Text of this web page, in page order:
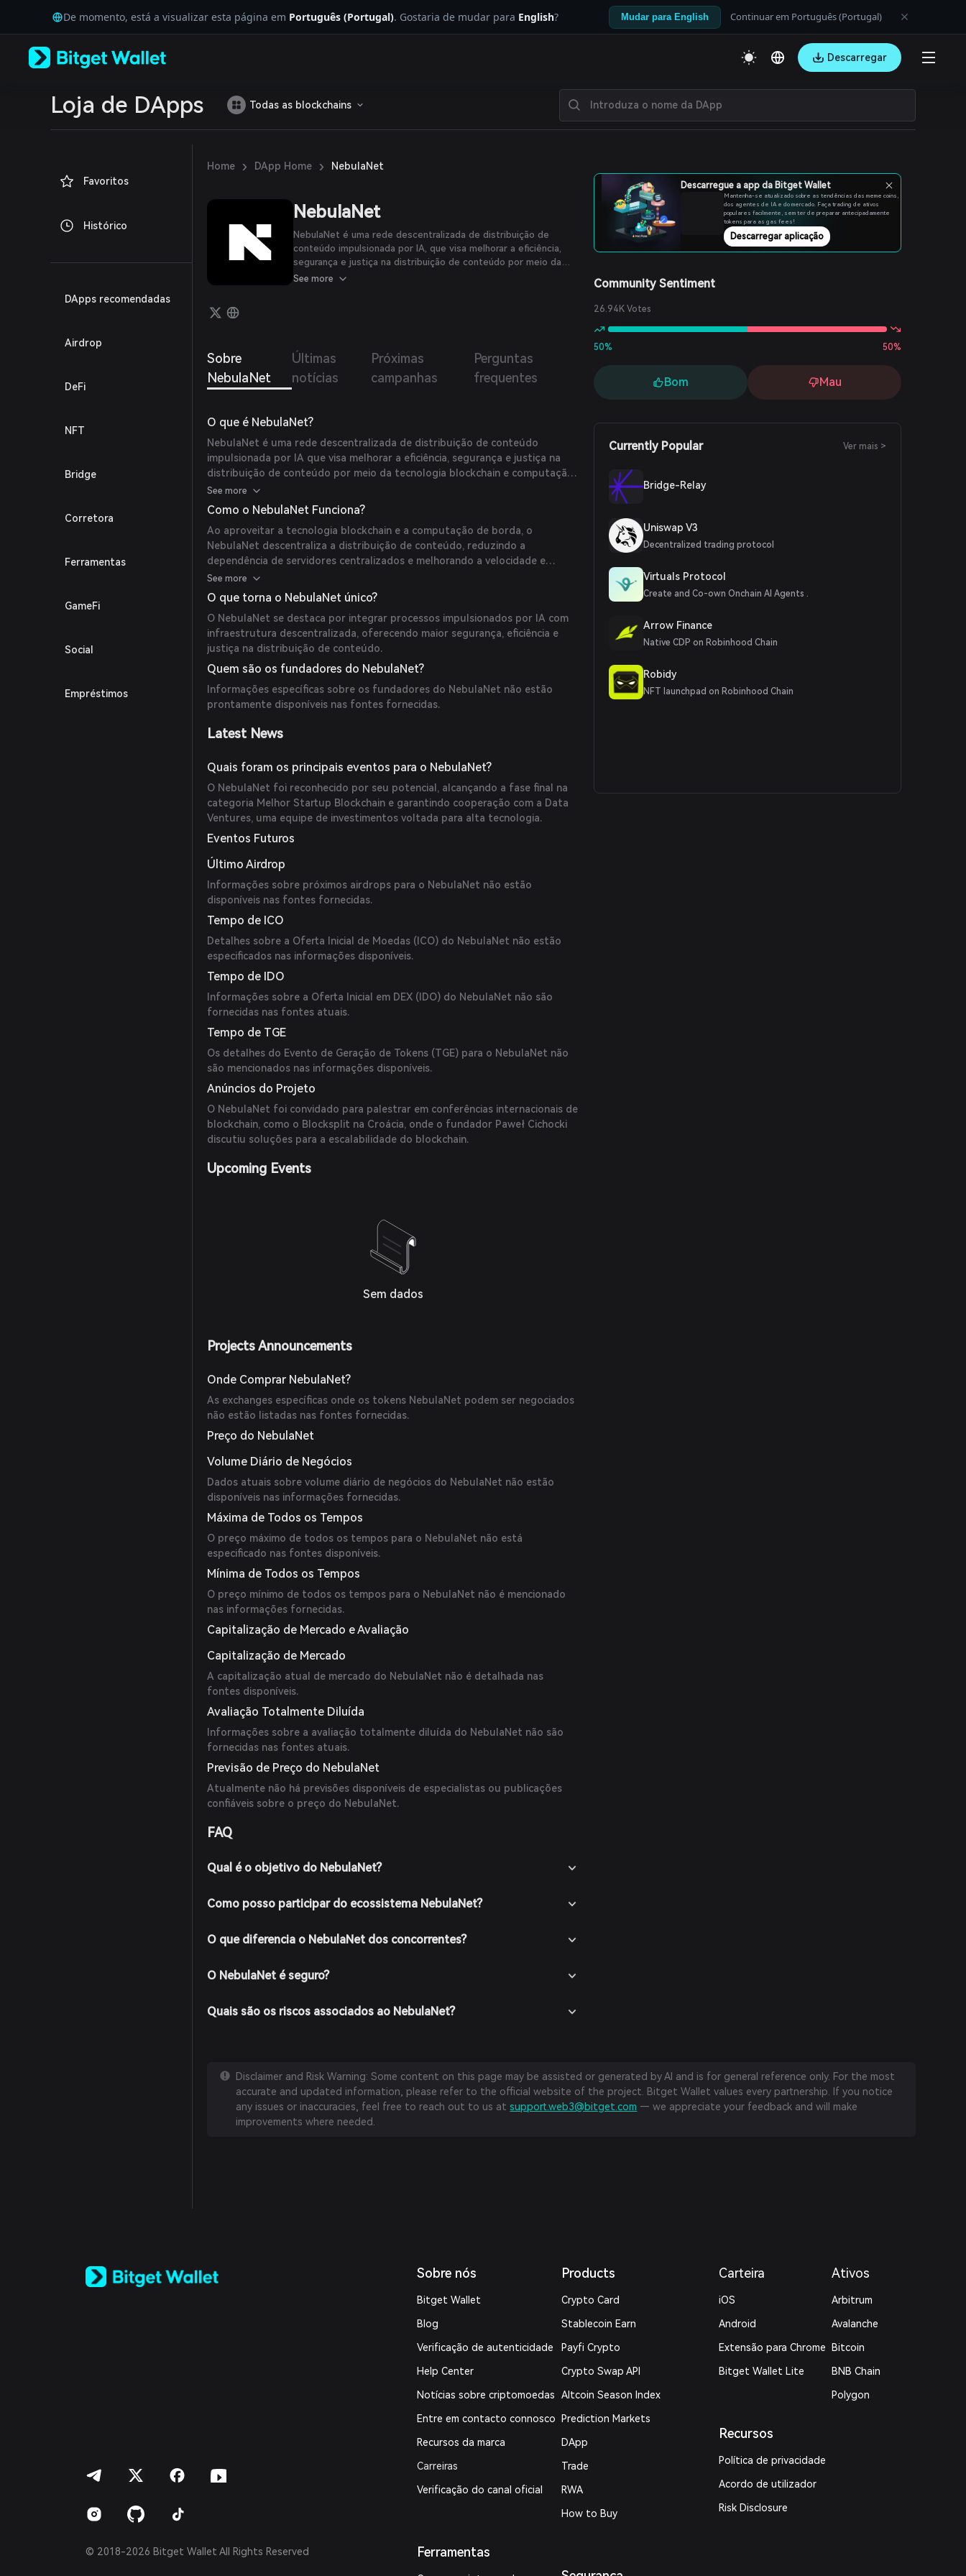
Tiếng Việt
Русский
Español (Latinoamérica)
Português (Portugal)
Bahasa Indonesia
Español (Argentina)
De momento, está a visualizar esta página em Português (Portugal). Gostaria de mudar para English? Mudar para English Continuar em Português (Portugal)
Descarregar
Loja de DApps Todas as blockchains
Favoritos
Histórico
DApps recomendadas
Airdrop
DeFi
NFT
Bridge
Corretora
Ferramentas
GameFi
Social
Empréstimos
Home › DApp Home › NebulaNet
NebulaNet
NebulaNet é uma rede descentralizada de distribuição de
conteúdo impulsionada por IA, que visa melhorar a eficiência,
segurança e justiça na distribuição de conteúdo por meio da
tecnologia blockchain e computação de borda.
See more
Sobre
NebulaNet
Últimas
notícias
Próximas
campanhas
Perguntas
frequentes
O que é NebulaNet?
NebulaNet é uma rede descentralizada de distribuição de conteúdo
impulsionada por IA que visa melhorar a eficiência, segurança e justiça na
distribuição de conteúdo por meio da tecnologia blockchain e computação
de borda.
See more
Como o NebulaNet Funciona?
Ao aproveitar a tecnologia blockchain e a computação de borda, o
NebulaNet descentraliza a distribuição de conteúdo, reduzindo a
dependência de servidores centralizados e melhorando a velocidade e
segurança na entrega de dados.
See more
O que torna o NebulaNet único?
O NebulaNet se destaca por integrar processos impulsionados por IA com
infraestrutura descentralizada, oferecendo maior segurança, eficiência e
justiça na distribuição de conteúdo.
Quem são os fundadores do NebulaNet?
Informações específicas sobre os fundadores do NebulaNet não estão
prontamente disponíveis nas fontes fornecidas.
Latest News
Quais foram os principais eventos para o NebulaNet?
O NebulaNet foi reconhecido por seu potencial, alcançando a fase final na
categoria Melhor Startup Blockchain e garantindo cooperação com a Data
Ventures, uma equipe de investimentos voltada para alta tecnologia.
Eventos Futuros
Último Airdrop
Informações sobre próximos airdrops para o NebulaNet não estão
disponíveis nas fontes fornecidas.
Tempo de ICO
Detalhes sobre a Oferta Inicial de Moedas (ICO) do NebulaNet não estão
especificados nas informações disponíveis.
Tempo de IDO
Informações sobre a Oferta Inicial em DEX (IDO) do NebulaNet não são
fornecidas nas fontes atuais.
Tempo de TGE
Os detalhes do Evento de Geração de Tokens (TGE) para o NebulaNet não
são mencionados nas informações disponíveis.
Anúncios do Projeto
O NebulaNet foi convidado para palestrar em conferências internacionais de
blockchain, como o Blocksplit na Croácia, onde o fundador Paweł Cichocki
discutiu soluções para a escalabilidade do blockchain.
Upcoming Events
Sem dados
Projects Announcements
Onde Comprar NebulaNet?
As exchanges específicas onde os tokens NebulaNet podem ser negociados
não estão listadas nas fontes fornecidas.
Preço do NebulaNet
Volume Diário de Negócios
Dados atuais sobre volume diário de negócios do NebulaNet não estão
disponíveis nas informações fornecidas.
Máxima de Todos os Tempos
O preço máximo de todos os tempos para o NebulaNet não está
especificado nas fontes disponíveis.
Mínima de Todos os Tempos
O preço mínimo de todos os tempos para o NebulaNet não é mencionado
nas informações fornecidas.
Capitalização de Mercado e Avaliação
Capitalização de Mercado
A capitalização atual de mercado do NebulaNet não é detalhada nas
fontes disponíveis.
Avaliação Totalmente Diluída
Informações sobre a avaliação totalmente diluída do NebulaNet não são
fornecidas nas fontes atuais.
Previsão de Preço do NebulaNet
Atualmente não há previsões disponíveis de especialistas ou publicações
confiáveis sobre o preço do NebulaNet.
FAQ
Qual é o objetivo do NebulaNet?
Como posso participar do ecossistema NebulaNet?
O que diferencia o NebulaNet dos concorrentes?
O NebulaNet é seguro?
Quais são os riscos associados ao NebulaNet?
Descarregue a app da Bitget Wallet
Mantenha-se atualizado sobre as tendências das meme coins,
dos agentes de IA e do mercado. Faça trading de ativos
populares facilmente, sem ter de preparar antecipadamente
tokens para as gas fees!
Descarregar aplicação
Community Sentiment
26.94K Votes
50% 50%
Bom Mau
Currently Popular Ver mais >
Bridge-Relay
Uniswap V3
Decentralized trading protocol
Virtuals Protocol
Create and Co-own Onchain AI Agents .
Arrow Finance
Native CDP on Robinhood Chain
Robidy
NFT launchpad on Robinhood Chain
Disclaimer and Risk Warning: Some content on this page may be assisted or generated by AI and is for general reference only. For the most
accurate and updated information, please refer to the official website of the project. Bitget Wallet values every partnership. If you notice
any issues or inaccuracies, feel free to reach out to us atsupport.web3@bitget.com — we appreciate your feedback and will make
improvements where needed.
Español (Latinoamérica)
© 2018-2026 Bitget Wallet All Rights Reserved
Sobre nós
Bitget Wallet
Blog
Verificação de autenticidade
Help Center
Notícias sobre criptomoedas
Entre em contacto connosco
Recursos da marca
Carreiras
Verificação do canal oficial
Ferramentas
Products
Crypto Card
Stablecoin Earn
Payfi Crypto
Crypto Swap API
Altcoin Season Index
Prediction Markets
DApp
Trade
RWA
How to Buy
Carteira
iOS
Android
Extensão para Chrome
Bitget Wallet Lite
Recursos
Política de privacidade
Acordo de utilizador
Risk Disclosure
Ativos
Arbitrum
Avalanche
Bitcoin
BNB Chain
Polygon